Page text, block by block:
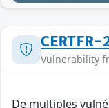
Vulnerability
De multiples